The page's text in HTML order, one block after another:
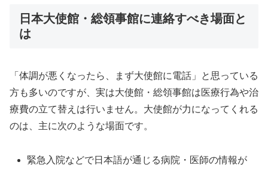
日本大使館・総領事館に連絡すべき場面と
は
「体調が悪くなったら、まず大使館に電話」と思っている
方も多いのですが、実は大使館・総領事館は医療行為や治
療費の立て替えは行いません。大使館が力になってくれる
のは、主に次のような場面です。
緊急入院などで日本語が通じる病院・医師の情報が